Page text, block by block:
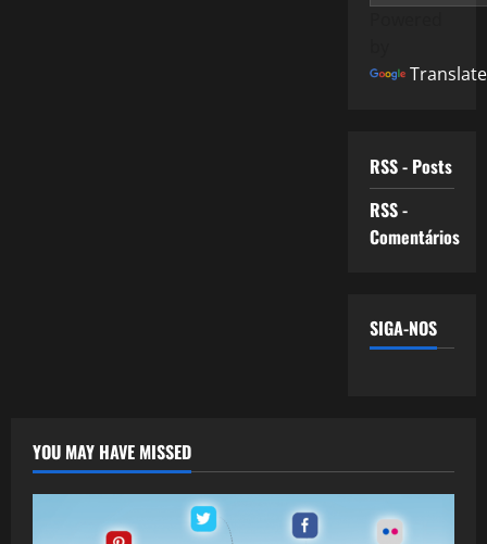
Translate
RSS - Posts
RSS -
Comentários
SIGA-NOS
YOU MAY HAVE MISSED